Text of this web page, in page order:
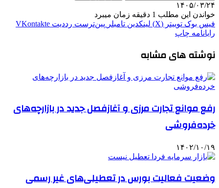
۱۴۰۵/۰۳/۲۴
خواندن این مطلب 1 دقیقه زمان میبرد
فیس بوک توییتر (X) لینکدین ‫تامبلر ‫پین‌ترست ‫رددیت ‫VKontakte
رایانامه چاپ
نوشته های مشابه
رفع موانع تجارت مرزی و آغازفصل جدید در بازارچه‌های
خرده‌فروشی
۱۴۰۲/۱۰/۱۹
وضعیت فعالیت بورس در تعطیلی‌های غیر رسمی